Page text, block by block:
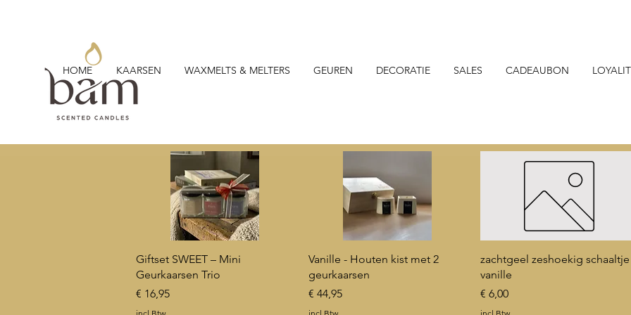
HOME KAARSEN WAXMELTS & MELTERS GEUREN DECORATIE SALES CADEAUBON
Snel overzicht
Giftset SWEET – Mini
Geurkaarsen Trio
Prijs
€ 16,95
Snel overzicht
Vanille - Houten kist met 2
geurkaarsen
Prijs
€ 44,95
Snel overzicht
zachtgeel zeshoekig
vanille
Prijs
€ 6,00